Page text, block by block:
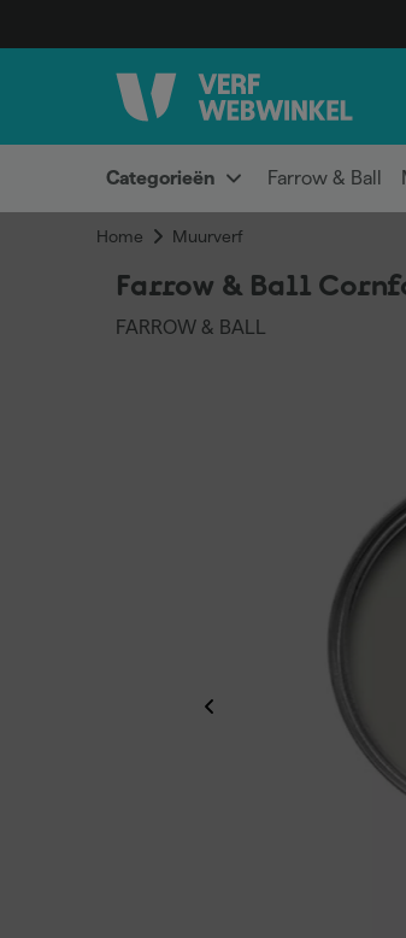
Categorieën Farrow & Ball
Home Muurverf
Farrow & Ball
FARROW & BALL